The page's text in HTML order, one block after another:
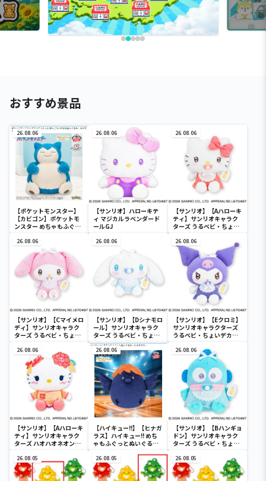
おすすめ景品
26.08.06
【ポケットモンスター】
【カビゴン】ポケットモ
ンスター めちゃもふぐっ
ぐるみ～カビゴン～
26.08.06
【サンリオ】ハローキテ
ィ マジカルラベンダード
ールGJ
26.08.06
【サンリオ】【Aハローキ
ティ】サンリオキャラク
ターズ うるベビ・ちょい
26.08.06
【サンリオ】【Cマイメロ
ディ】サンリオキャラク
ターズ うるベビ・ちょい
26.08.06
【サンリオ】【Dシナモロ
ール】サンリオキャラク
ターズ うるベビ・ちょい
デカドール
26.08.06
【サンリオ】【Eクロミ】
サンリオキャラクターズ
うるベビ・ちょいデカド
26.08.06
【サンリオ】【Aハローキ
ティ】サンリオキャラク
ターズ ハオハオネオンタ
26.08.06
【ハイキュー!!】【ヒナガ
ラス】ハイキュー!! めち
ゃもふぐっとぬいぐるみ
26.08.06
【サンリオ】【Bハンギョ
ドン】サンリオキャラク
ターズ うるベビ・ちょい
26.08.05 26.08.05 26.08.05